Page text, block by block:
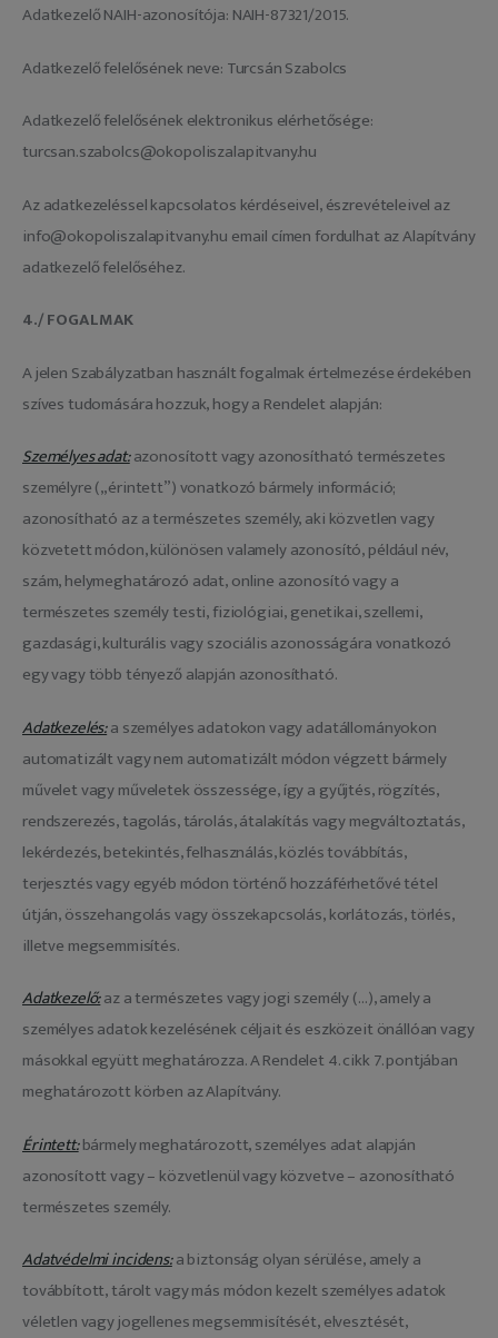
Adatkezelő NAIH-azonosítója: NAIH-87321/2015.
Adatkezelő felelősének neve: Turcsán Szabolcs
Adatkezelő felelősének elektronikus elérhetősége:
turcsan.szabolcs@okopoliszalapitvany.hu
Az adatkezeléssel kapcsolatos kérdéseivel, észrevételeivel az
info@okopoliszalapitvany.hu email címen fordulhat az Alapítvány
adatkezelő felelőséhez.
4./ FOGALMAK
A jelen Szabályzatban használt fogalmak értelmezése érdekében
szíves tudomására hozzuk, hogy a Rendelet alapján:
Személyes adat:azonosított vagy azonosítható természetes
személyre („érintett”) vonatkozó bármely információ;
azonosítható az a természetes személy, aki közvetlen vagy
közvetett módon, különösen valamely azonosító, például név,
szám, helymeghatározó adat, online azonosító vagy a
természetes személy testi, fiziológiai, genetikai, szellemi,
gazdasági, kulturális vagy szociális azonosságára vonatkozó
egy vagy több tényező alapján azonosítható.
Adatkezelés:a személyes adatokon vagy adatállományokon
automatizált vagy nem automatizált módon végzett bármely
művelet vagy műveletek összessége, így a gyűjtés, rögzítés,
rendszerezés, tagolás, tárolás, átalakítás vagy megváltoztatás,
lekérdezés, betekintés, felhasználás, közlés továbbítás,
terjesztés vagy egyéb módon történő hozzáférhetővé tétel
útján, összehangolás vagy összekapcsolás, korlátozás, törlés,
illetve megsemmisítés.
Adatkezelő:az a természetes vagy jogi személy (…), amely a
személyes adatok kezelésének céljait és eszközeit önállóan vagy
másokkal együtt meghatározza. A Rendelet 4. cikk 7. pontjában
meghatározott körben az Alapítvány.
Érintett:bármely meghatározott, személyes adat alapján
azonosított vagy – közvetlenül vagy közvetve – azonosítható
természetes személy.
Adatvédelmi incidens:a biztonság olyan sérülése, amely a
továbbított, tárolt vagy más módon kezelt személyes adatok
véletlen vagy jogellenes megsemmisítését, elvesztését,